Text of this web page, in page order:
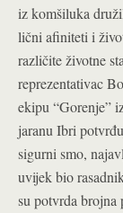
iz komšiluka
lični afiniteti i
različite životne
reprezentativac
ekipu “Gorenje”
jaranu Ibri
sigurni smo,
uvijek bio
su potvrda brojna